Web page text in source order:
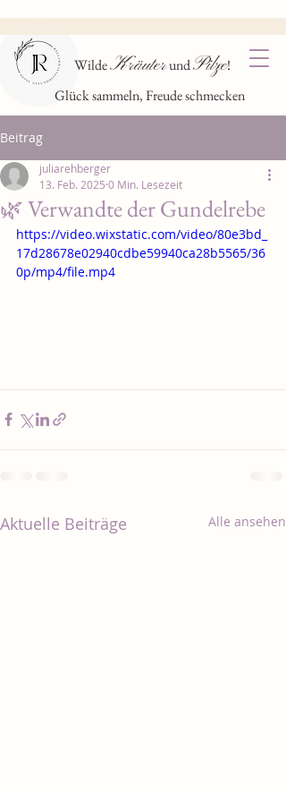
WildeKräuterundPilze!
Glück sammeln, Freude schmecken
Beitrag
🌿 Verwandte der Gundelrebe
juliarehberger
13. Feb. 2025 0 Min. Lesezeit
https://video.wixstatic.com/video/80e3bd_
17d28678e02940cdbe59940ca28b5565/36
0p/mp4/file.mp4
Aktuelle Beiträge Alle ansehen